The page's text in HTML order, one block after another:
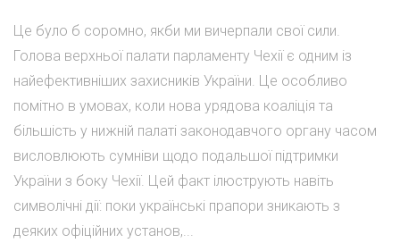
Це було б соромно, якби ми вичерпали свої сили.
Голова верхньої палати парламенту Чехії є одним із
найефективніших захисників України. Це особливо
помітно в умовах, коли нова урядова коаліція та
більшість у нижній палаті законодавчого органу часом
висловлюють сумніви щодо подальшої підтримки
України з боку Чехії. Цей факт ілюструють навіть
символічні дії: поки українські прапори зникають з
деяких офіційних установ,...